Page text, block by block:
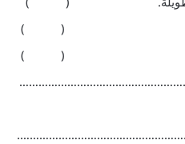
بالمقعدة. ( )
قيصرية. ( )